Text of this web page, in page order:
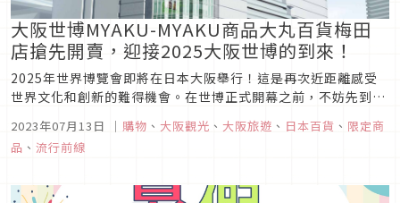
大阪世博MYAKU-MYAKU商品大丸百貨梅田
店搶先開賣，迎接2025大阪世博的到來！
2025年世界博覽會即將在日本大阪舉行！這是再次近距離感受
世界文化和創新的難得機會。在世博正式開幕之前，不妨先到大
2023年07月13日 ｜ 購物 、 大阪觀光 、 大阪旅遊 、 日本百貨 、 限定商
品 、 流行前線